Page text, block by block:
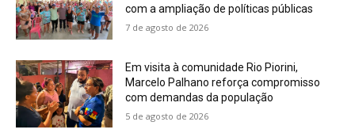
com a ampliação de políticas públicas
7 de agosto de 2026
Em visita à comunidade Rio Piorini,
Marcelo Palhano reforça compromisso
com demandas da população
5 de agosto de 2026